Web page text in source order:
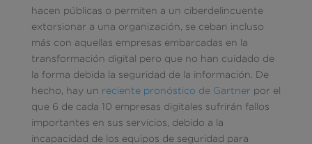
hacen públicas o permiten a un ciberdelincuente
extorsionar a una organización, se ceban incluso
más con aquellas empresas embarcadas en la
transformación digital pero que no han cuidado de
la forma debida la seguridad de la información. De
hecho, hay un reciente pronóstico de Gartner por el
que 6 de cada 10 empresas digitales sufrirán fallos
importantes en sus servicios, debido a la
incapacidad de los equipos de seguridad para